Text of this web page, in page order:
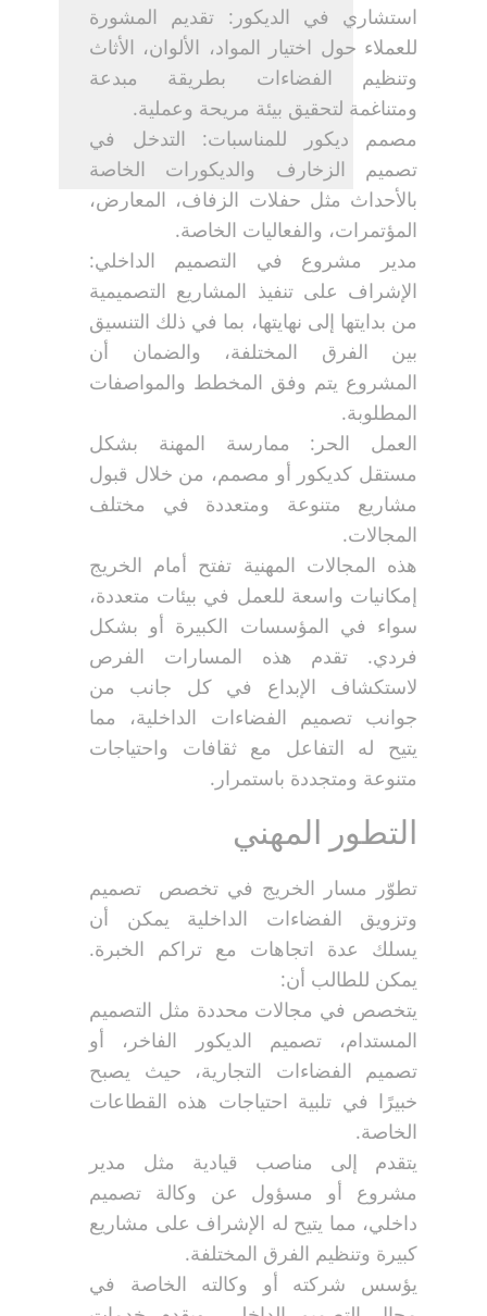
استشاري في الديكور: تقديم المشورة
للعملاء حول اختيار المواد، الألوان، الأثاث
وتنظيم الفضاءات بطريقة مبدعة
ومتناغمة لتحقيق بيئة مريحة وعملية.
مصمم ديكور للمناسبات: التدخل في
تصميم الزخارف والديكورات الخاصة
بالأحداث مثل حفلات الزفاف، المعارض،
المؤتمرات، والفعاليات الخاصة.
مدير مشروع في التصميم الداخلي:
الإشراف على تنفيذ المشاريع التصميمية
من بدايتها إلى نهايتها، بما في ذلك التنسيق
بين الفرق المختلفة، والضمان أن
المشروع يتم وفق المخطط والمواصفات
المطلوبة.
العمل الحر: ممارسة المهنة بشكل
مستقل كديكور أو مصمم، من خلال قبول
مشاريع متنوعة ومتعددة في مختلف
المجالات.
هذه المجالات المهنية تفتح أمام الخريج
إمكانيات واسعة للعمل في بيئات متعددة،
سواء في المؤسسات الكبيرة أو بشكل
فردي. تقدم هذه المسارات الفرص
لاستكشاف الإبداع في كل جانب من
جوانب تصميم الفضاءات الداخلية، مما
يتيح له التفاعل مع ثقافات واحتياجات
متنوعة ومتجددة باستمرار.
التطور المهني
تطوّر مسار الخريج في تخصص ​ تصميم
وتزويق الفضاءات الداخلية يمكن أن
يسلك عدة اتجاهات مع تراكم الخبرة.
يمكن للطالب أن:
يتخصص في مجالات محددة مثل التصميم
المستدام، تصميم الديكور الفاخر، أو
تصميم الفضاءات التجارية، حيث يصبح
خبيرًا في تلبية احتياجات هذه القطاعات
الخاصة.
يتقدم إلى مناصب قيادية مثل مدير
مشروع أو مسؤول عن وكالة تصميم
داخلي، مما يتيح له الإشراف على مشاريع
كبيرة وتنظيم الفرق المختلفة.
يؤسس شركته أو وكالته الخاصة في